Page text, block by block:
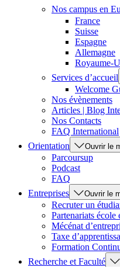
Nos campus en
France
Suisse
Espagne
Allemagne
Royaume-
Services d’accueil
Welcome
Nos évènements
Articles | Blog
Nos Contacts
FAQ International
Orientation
Ouvrir le
Parcoursup
Podcast
FAQ
Entreprises
Ouvrir le
Recruter un
Partenariats école
Mécénat
Taxe
Formation
Recherche et Faculté